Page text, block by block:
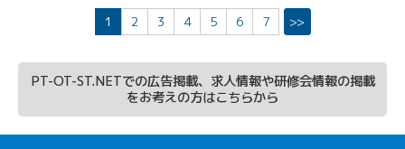
1 2 3 4 5 6 7 >>
PT-OT-ST.NETでの広告掲載、求人情報や研修会情報の掲載
をお考えの方はこちらから